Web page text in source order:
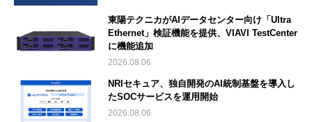
東陽テクニカがAIデータセンター向け「Ultra
Ethernet」検証機能を提供、VIAVI TestCenter
に機能追加
2026.08.06
NRIセキュア、独自開発のAI統制基盤を導入し
たSOCサービスを運用開始
2026.08.06